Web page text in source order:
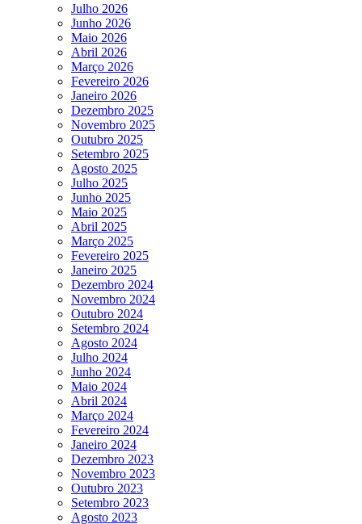
Julho 2026
Junho 2026
Maio 2026
Abril 2026
Março 2026
Fevereiro 2026
Janeiro 2026
Dezembro 2025
Novembro 2025
Outubro 2025
Setembro 2025
Agosto 2025
Julho 2025
Junho 2025
Maio 2025
Abril 2025
Março 2025
Fevereiro 2025
Janeiro 2025
Dezembro 2024
Novembro 2024
Outubro 2024
Setembro 2024
Agosto 2024
Julho 2024
Junho 2024
Maio 2024
Abril 2024
Março 2024
Fevereiro 2024
Janeiro 2024
Dezembro 2023
Novembro 2023
Outubro 2023
Setembro 2023
Agosto 2023